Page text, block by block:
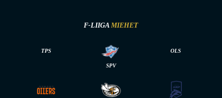
F-LIIGA MIEHET
TPS
SPV
OLS